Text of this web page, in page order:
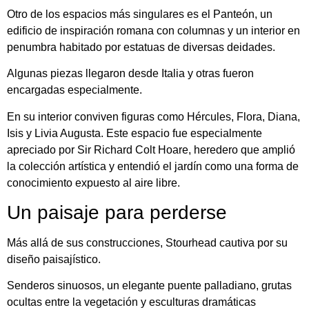
Otro de los espacios más singulares es el Panteón, un
edificio de inspiración romana con columnas y un interior en
penumbra habitado por estatuas de diversas deidades.
Algunas piezas llegaron desde Italia y otras fueron
encargadas especialmente.
En su interior conviven figuras como Hércules, Flora, Diana,
Isis y Livia Augusta. Este espacio fue especialmente
apreciado por Sir Richard Colt Hoare, heredero que amplió
la colección artística y entendió el jardín como una forma de
conocimiento expuesto al aire libre.
Un paisaje para perderse
Más allá de sus construcciones, Stourhead cautiva por su
diseño paisajístico.
Senderos sinuosos, un elegante puente palladiano, grutas
ocultas entre la vegetación y esculturas dramáticas